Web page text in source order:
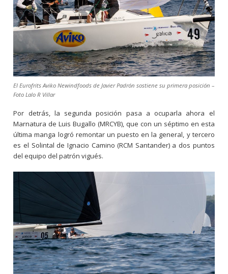
El Eurofrits Aviko Newindfoods de Javier Padrón sostiene su primera posición –
Foto Lalo R Villar
Por detrás, la segunda posición pasa a ocuparla ahora el
Marnatura de Luis Bugallo (MRCYB), que con un séptimo en esta
última manga logró remontar un puesto en la general, y tercero
es el Solintal de Ignacio Camino (RCM Santander) a dos puntos
del equipo del patrón vigués.